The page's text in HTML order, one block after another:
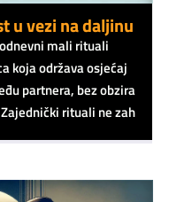
u vezi na daljinu
mali rituali
koja održava osjećaj
partnera, bez obzira
rituali ne zah